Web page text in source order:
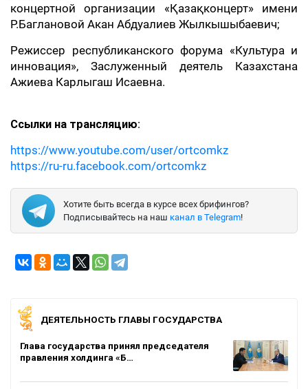
концертной организации «Қазақконцерт» имени
Р.Баглановой Акан Абдуалиев Жылкышыбаевич;
Режиссер республиканского форума «Культура и
инновация», Заслуженный деятель Казахстана
Ажиева Карлыгаш Исаевна.
Ссылки на трансляцию:
https://www.youtube.com/user/ortcomkz
https://ru-ru.facebook.com/ortcomkz
Хотите быть всегда в курсе всех брифингов?
Подписывайтесь на наш канал в Telegram!
ДЕЯТЕЛЬНОСТЬ ГЛАВЫ ГОСУДАРСТВА
Глава государства принял председателя
правления холдинга «Б…